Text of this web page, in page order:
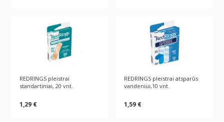
REDRINGS pleistrai
standartiniai, 20 vnt.
1,29 €
REDRINGS pleistrai atsparūs
vandeniui,10 vnt.
1,59 €